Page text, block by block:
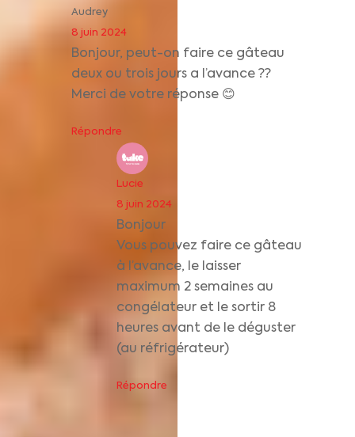
Audrey
8 juin 2024
Bonjour, peut-on faire ce gâteau
deux ou trois jours a l’avance ??
Merci de votre réponse 😊
Répondre
Lucie
8 juin 2024
Bonjour
Vous pouvez faire ce gâteau
à l’avance, le laisser
maximum 2 semaines au
congélateur et le sortir 8
heures avant de le déguster
(au réfrigérateur)
Répondre